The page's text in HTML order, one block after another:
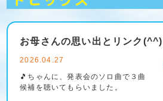
お母さんの思い出とリンク(^^)
2026.04.27
🎵ちゃんに、発表会のソロ曲で３曲
候補を聴いてもらいました。